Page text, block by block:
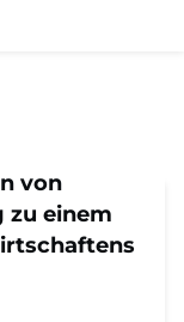
von
zu einem